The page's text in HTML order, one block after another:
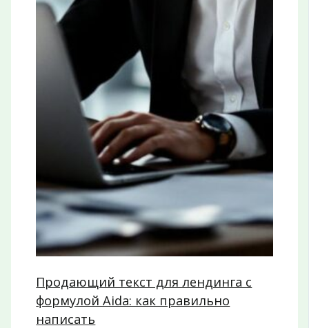
Продающий текст для лендинга с
формулой Aida: как правильно
написать